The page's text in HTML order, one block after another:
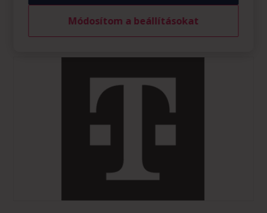
Módosítom a beállításokat